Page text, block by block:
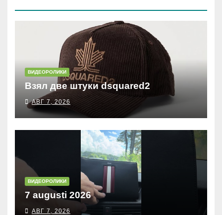
ВИДЕОРОЛИКИ
Взял две штуки dsquared2
АВГ 7, 2026
ВИДЕОРОЛИКИ
7 augusti 2026
АВГ 7, 2026